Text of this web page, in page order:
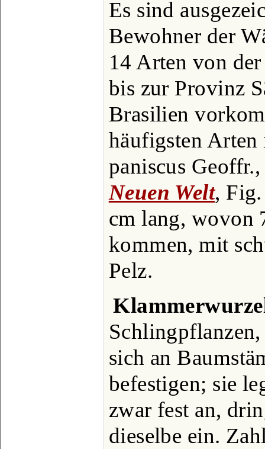
Es sind
Bewohner der
14 Arten von
bis zur Provinz
Brasilien
häufigsten
paniscus
Neuen Welt,
cm lang, wovon
kommen, mit
Pelz.
sich an
befestigen; sie
zwar fest an,
dieselbe ein.